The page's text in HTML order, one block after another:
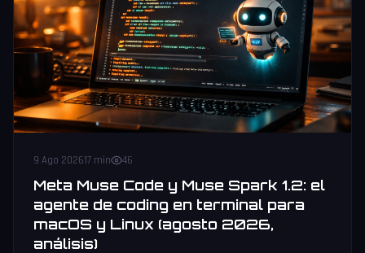
9 Ago 202617 min 46
Meta Muse Code y Muse Spark 1.2: el
agente de coding en terminal para
macOS y Linux (agosto 2026,
análisis)